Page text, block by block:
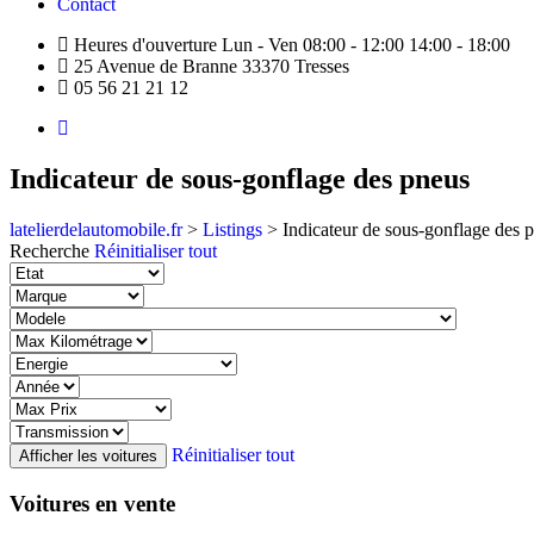
Contact
Heures d'ouverture Lun - Ven 08:00 - 12:00 14:00 - 18:00
25 Avenue de Branne 33370 Tresses
05 56 21 21 12
Indicateur de sous-gonflage des pneus
latelierdelautomobile.fr> Listings > Indicateur de sous-gonflage des
Recherche Réinitialiser tout
Réinitialiser tout
Voitures en vente